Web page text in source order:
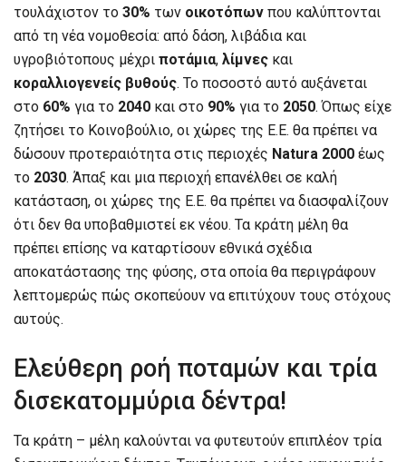
τουλάχιστον το 30% των οικοτόπων που καλύπτονται
από τη νέα νομοθεσία: από δάση, λιβάδια και
υγροβιότοπους μέχρι ποτάμια, λίμνες και
κοραλλιογενείς βυθούς. Το ποσοστό αυτό αυξάνεται
στο 60% για το 2040 και στο 90% για το 2050. Όπως είχε
ζητήσει το Κοινοβούλιο, οι χώρες της Ε.Ε. θα πρέπει να
δώσουν προτεραιότητα στις περιοχές Natura 2000 έως
το 2030. Άπαξ και μια περιοχή επανέλθει σε καλή
κατάσταση, οι χώρες της Ε.Ε. θα πρέπει να διασφαλίζουν
ότι δεν θα υποβαθμιστεί εκ νέου. Τα κράτη μέλη θα
πρέπει επίσης να καταρτίσουν εθνικά σχέδια
αποκατάστασης της φύσης, στα οποία θα περιγράφουν
λεπτομερώς πώς σκοπεύουν να επιτύχουν τους στόχους
αυτούς.
Ελεύθερη ροή ποταμών και τρία
δισεκατομμύρια δέντρα!
Τα κράτη – μέλη καλούνται να φυτευτούν επιπλέον τρία